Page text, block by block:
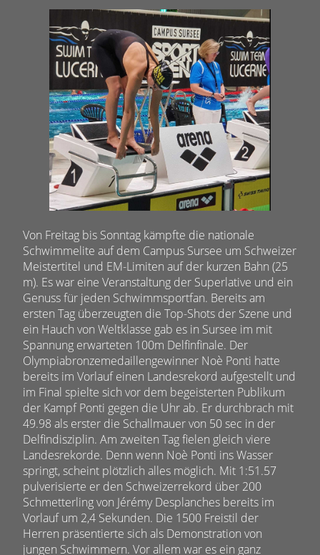
Von Freitag bis Sonntag kämpfte die nationale
Schwimmelite auf dem Campus Sursee um Schweizer
Meistertitel und EM-Limiten auf der kurzen Bahn (25
m). Es war eine Veranstaltung der Superlative und ein
Genuss für jeden Schwimmsportfan. Bereits am
ersten Tag überzeugten die Top-Shots der Szene und
ein Hauch von Weltklasse gab es in Sursee im mit
Spannung erwarteten 100m Delfinfinale. Der
Olympiabronzemedaillengewinner Noè Ponti hatte
bereits im Vorlauf einen Landesrekord aufgestellt und
im Final spielte sich vor dem begeisterten Publikum
der Kampf Ponti gegen die Uhr ab. Er durchbrach mit
49.98 als erster die Schallmauer von 50 sec in der
Delfindisziplin. Am zweiten Tag fielen gleich viere
Landesrekorde. Denn wenn Noè Ponti ins Wasser
springt, scheint plötzlich alles möglich. Mit 1:51.57
pulverisierte er den Schweizerrekord über 200
Schmetterling von Jérémy Desplanches bereits im
Vorlauf um 2,4 Sekunden. Die 1500 Freistil der
Herren präsentierte sich als Demonstration von
jungen Schwimmern. Vor allem war es ein ganz